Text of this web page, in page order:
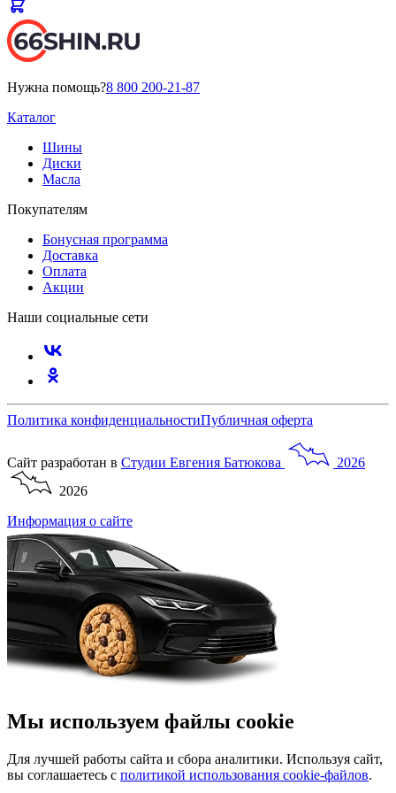
Нужна помощь?8 800 200-21-87
Каталог
Шины
Диски
Масла
Покупателям
Бонусная программа
Доставка
Оплата
Акции
Наши социальные сети
Политика конфиденциальностиПубличная оферта
Сайт разработан в Студии Евгения Батюкова
2026
2026
Информация о сайте
Мы используем файлы cookie
Для лучшей работы сайта и сбора аналитики. Используя сайт,
вы соглашаетесь с политикой использования cookie-файлов.